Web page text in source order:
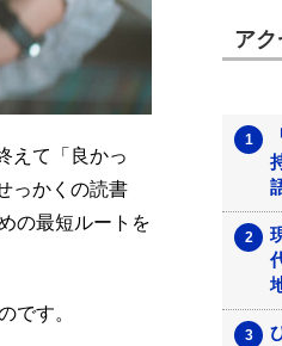
えて「良かっ
っかくの読書
の最短ルートを
です。
アク